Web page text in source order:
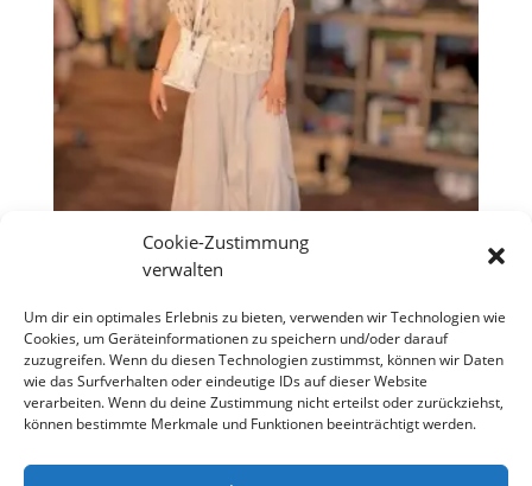
Cookie-Zustimmung
verwalten
Um dir ein optimales Erlebnis zu bieten, verwenden wir Technologien wie
Cookies, um Geräteinformationen zu speichern und/oder darauf
zuzugreifen. Wenn du diesen Technologien zustimmst, können wir Daten
wie das Surfverhalten oder eindeutige IDs auf dieser Website
verarbeiten. Wenn du deine Zustimmung nicht erteilst oder zurückziehst,
können bestimmte Merkmale und Funktionen beeinträchtigt werden.
Rock „Ibiza Like“ Beige
€49,90
things! ALLE PREISE VERSTEHEN SICH INKLUSIVE